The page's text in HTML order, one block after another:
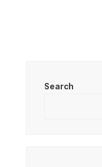
Search